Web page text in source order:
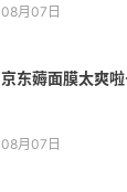
08月07日
京东薅面膜太爽
08月07日